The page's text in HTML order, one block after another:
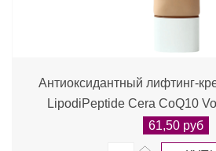
Антиоксидантный лифтинг-
LipodiPeptide Cera CoQ10
61,50 руб